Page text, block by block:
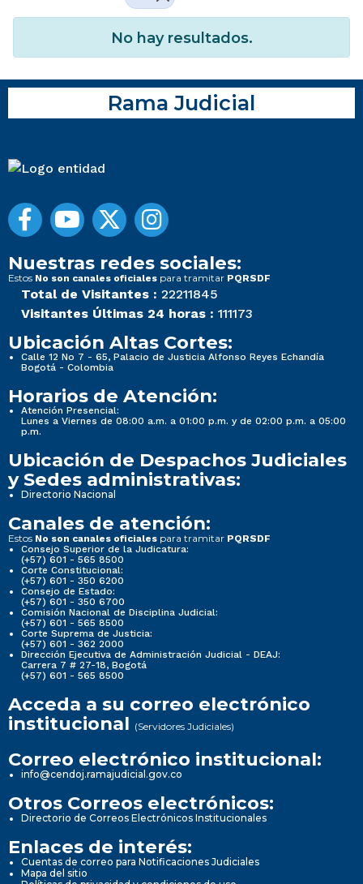
No hay resultados.
Rama Judicial
Nuestras redes sociales:
Estos No son canales oficiales para tramitar PQRSDF
Total de Visitantes : 22211845
Visitantes Últimas 24 horas : 111173
Ubicación Altas Cortes:
Calle 12 No 7 - 65, Palacio de Justicia Alfonso Reyes Echandía
Bogotá - Colombia
Horarios de Atención:
Atención Presencial:
Lunes a Viernes de 08:00 a.m. a 01:00 p.m. y de 02:00 p.m. a 05:00
p.m.
Ubicación de Despachos Judiciales
y Sedes administrativas:
Directorio Nacional
Canales de atención:
Estos No son canales oficiales para tramitar PQRSDF
Consejo Superior de la Judicatura:
(+57) 601 - 565 8500
Corte Constitucional:
(+57) 601 - 350 6200
Consejo de Estado:
(+57) 601 - 350 6700
Comisión Nacional de Disciplina Judicial:
(+57) 601 - 565 8500
Corte Suprema de Justicia:
(+57) 601 - 362 2000
Dirección Ejecutiva de Administración Judicial - DEAJ:
Carrera 7 # 27-18, Bogotá
(+57) 601 - 565 8500
Acceda a su correo electrónico
institucional (Servidores Judiciales)
Correo electrónico institucional:
info@cendoj.ramajudicial.gov.co
Otros Correos electrónicos:
Directorio de Correos Electrónicos Institucionales
Enlaces de interés:
Cuentas de correo para Notificaciones Judiciales
Mapa del sitio